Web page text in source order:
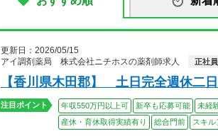
更新日：2026/05/15
アイ調剤薬局 株式会社ニチホスの薬剤師求人
正社員
【香川県木田郡】 土日完全週休二
注目ポイント 年収550万円以上可 新卒も応募可能
未経
産休・育休取得実績有り
総合門前 スキル